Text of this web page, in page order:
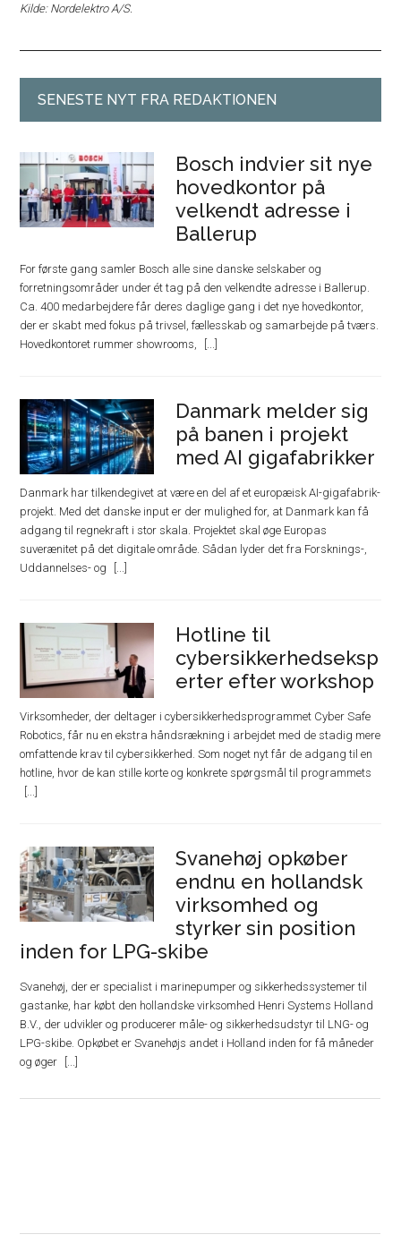
Kilde: Nordelektro A/S.
SENESTE NYT FRA REDAKTIONEN
Bosch indvier sit nye
hovedkontor på
velkendt adresse i
Ballerup
For første gang samler Bosch alle sine danske selskaber og
forretningsområder under ét tag på den velkendte adresse i Ballerup.
Ca. 400 medarbejdere får deres daglige gang i det nye hovedkontor,
der er skabt med fokus på trivsel, fællesskab og samarbejde på tværs.
Hovedkontoret rummer showrooms,
Danmark melder sig
på banen i projekt
med AI gigafabrikker
Danmark har tilkendegivet at være en del af et europæisk AI-gigafabrik-
projekt. Med det danske input er der mulighed for, at Danmark kan få
adgang til regnekraft i stor skala. Projektet skal øge Europas
suverænitet på det digitale område. Sådan lyder det fra Forsknings-,
Uddannelses- og
Hotline til
cybersikkerhedseksp
erter efter workshop
Virksomheder, der deltager i cybersikkerhedsprogrammet Cyber Safe
Robotics, får nu en ekstra håndsrækning i arbejdet med de stadig mere
omfattende krav til cybersikkerhed. Som noget nyt får de adgang til en
hotline, hvor de kan stille korte og konkrete spørgsmål til programmets
Svanehøj opkøber
endnu en hollandsk
virksomhed og
styrker sin position
inden for LPG-skibe
Svanehøj, der er specialist i marinepumper og sikkerhedssystemer til
gastanke, har købt den hollandske virksomhed Henri Systems Holland
B.V., der udvikler og producerer måle- og sikkerhedsudstyr til LNG- og
LPG-skibe. Opkøbet er Svanehøjs andet i Holland inden for få måneder
og øger